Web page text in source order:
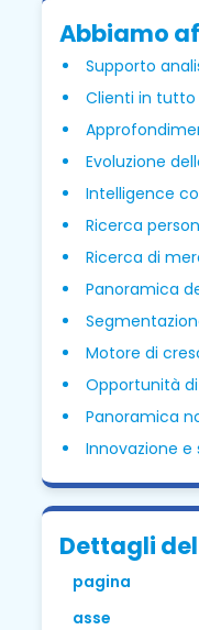
Abbiamo
Supporto
Clienti in
Evoluzione
Intelligence
Ricerca
Ricerca di
Panoramica
Motore di
Opportunità
Panoramica
Innovazione e
Dettagli
pagina
asse